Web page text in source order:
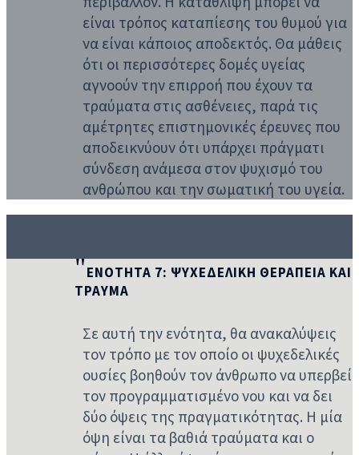
είναι τρόπος καταπίεσης του θυμού για
να είναι κάποιος αποδεκτός. Θα μάθεις
ότι οι περισσότερες δομές υγείας
αγνοούν την επιρροή που έχουν τα
τραύματα στις ασθένειες, παρά τις
αμέτρητες επιστημονικές έρευνες που
αποδεικνύουν ότι υπάρχει πράγματι
σύνδεση ανάμεσα στον ψυχισμό του
ανθρώπου και την σωματική του υγεία.
ΕΝΟΤΗΤΑ 7: ΨΥΧΕΔΕΛΙΚΗ ΘΕΡΑΠΕΙΑ ΚΑΙ
ΤΡΑΥΜΑ
Σε αυτή την ενότητα, θα ανακαλύψεις
τον τρόπο με τον οποίο οι ψυχεδελικές
ουσίες βοηθούν τον άνθρωπο να υπερβεί
τον προγραμματισμένο νου και να δει
δύο όψεις της πραγματικότητας. Η μία
όψη είναι τα βαθιά τραύματα και ο